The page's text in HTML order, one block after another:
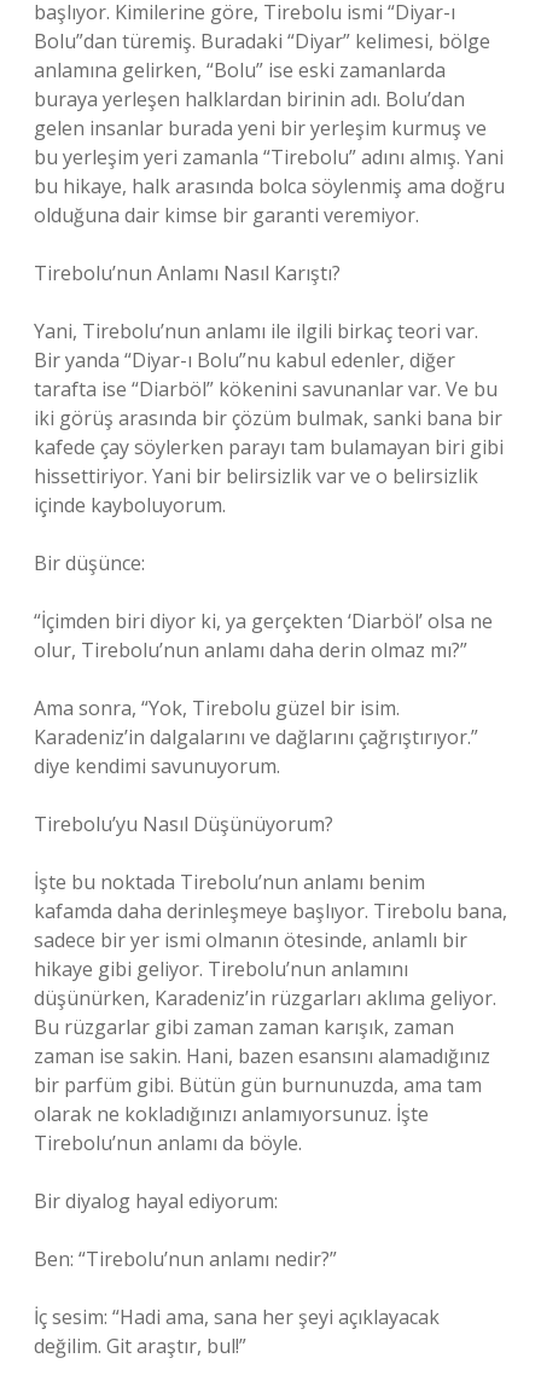
başlıyor. Kimilerine göre, Tirebolu ismi “Diyar-ı
Bolu”dan türemiş. Buradaki “Diyar” kelimesi, bölge
anlamına gelirken, “Bolu” ise eski zamanlarda
buraya yerleşen halklardan birinin adı. Bolu’dan
gelen insanlar burada yeni bir yerleşim kurmuş ve
bu yerleşim yeri zamanla “Tirebolu” adını almış. Yani
bu hikaye, halk arasında bolca söylenmiş ama doğru
olduğuna dair kimse bir garanti veremiyor.
Tirebolu’nun Anlamı Nasıl Karıştı?
Yani, Tirebolu’nun anlamı ile ilgili birkaç teori var.
Bir yanda “Diyar-ı Bolu”nu kabul edenler, diğer
tarafta ise “Diarböl” kökenini savunanlar var. Ve bu
iki görüş arasında bir çözüm bulmak, sanki bana bir
kafede çay söylerken parayı tam bulamayan biri gibi
hissettiriyor. Yani bir belirsizlik var ve o belirsizlik
içinde kayboluyorum.
Bir düşünce:
“İçimden biri diyor ki, ya gerçekten ‘Diarböl’ olsa ne
olur, Tirebolu’nun anlamı daha derin olmaz mı?”
Ama sonra, “Yok, Tirebolu güzel bir isim.
Karadeniz’in dalgalarını ve dağlarını çağrıştırıyor.”
diye kendimi savunuyorum.
Tirebolu’yu Nasıl Düşünüyorum?
İşte bu noktada Tirebolu’nun anlamı benim
kafamda daha derinleşmeye başlıyor. Tirebolu bana,
sadece bir yer ismi olmanın ötesinde, anlamlı bir
hikaye gibi geliyor. Tirebolu’nun anlamını
düşünürken, Karadeniz’in rüzgarları aklıma geliyor.
Bu rüzgarlar gibi zaman zaman karışık, zaman
zaman ise sakin. Hani, bazen esansını alamadığınız
bir parfüm gibi. Bütün gün burnunuzda, ama tam
olarak ne kokladığınızı anlamıyorsunuz. İşte
Tirebolu’nun anlamı da böyle.
Bir diyalog hayal ediyorum:
Ben: “Tirebolu’nun anlamı nedir?”
İç sesim: “Hadi ama, sana her şeyi açıklayacak
değilim. Git araştır, bul!”